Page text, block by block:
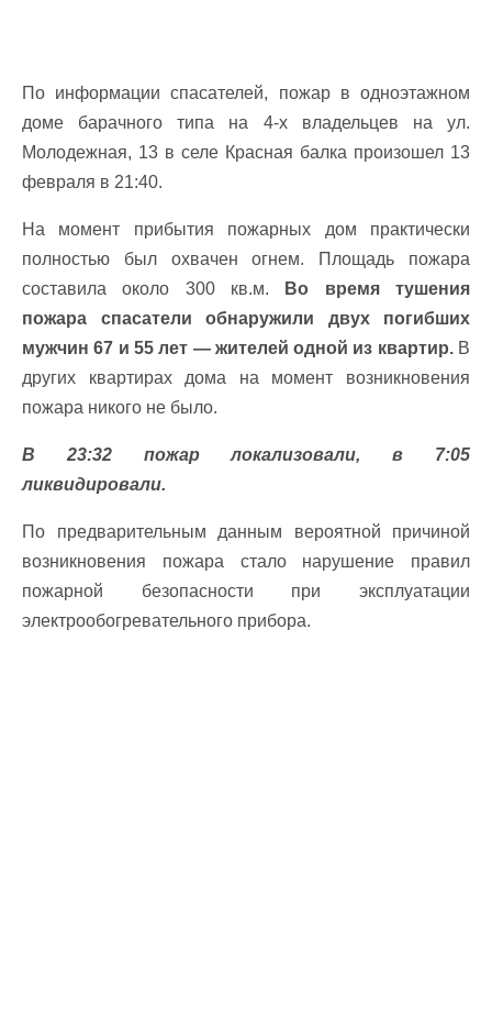
По информации спасателей, пожар в одноэтажном
доме барачного типа на 4-х владельцев на ул.
Молодежная, 13 в селе Красная балка произошел 13
февраля в 21:40.
На момент прибытия пожарных дом практически
полностью был охвачен огнем. Площадь пожара
составила около 300 кв.м.
Во время тушения
пожара спасатели обнаружили двух погибших
мужчин 67 и 55 лет — жителей одной из квартир.В
других квартирах дома на момент возникновения
пожара никого не было.
В 23:32 пожар локализовали, в 7:05
ликвидировали.
По предварительным данным вероятной причиной
возникновения пожара стало нарушение правил
пожарной безопасности при эксплуатации
электрообогревательного прибора.